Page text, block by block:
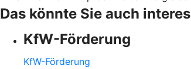
Das könnte Sie auch
KfW-Förderung
KfW-Förderung